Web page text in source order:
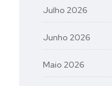
Julho 2026
Junho 2026
Maio 2026